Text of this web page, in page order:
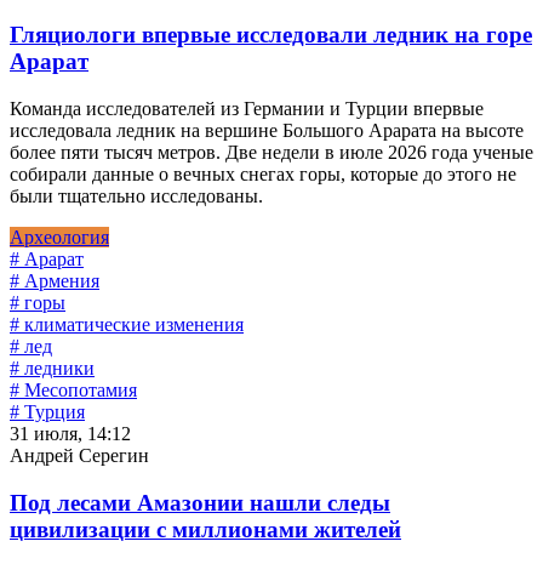
Гляциологи впервые исследовали ледник на горе
Арарат
Команда исследователей из Германии и Турции впервые
исследовала ледник на вершине Большого Арарата на высоте
более пяти тысяч метров. Две недели в июле 2026 года ученые
собирали данные о вечных снегах горы, которые до этого не
были тщательно исследованы.
Археология
# Арарат
# Армения
# горы
# климатические изменения
# лед
# ледники
# Месопотамия
# Турция
31 июля, 14:12
Андрей Серегин
Под лесами Амазонии нашли следы
цивилизации с миллионами жителей